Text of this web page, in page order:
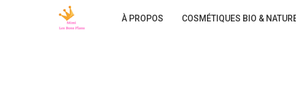
À PROPOS COSMÉTIQUES BIO &